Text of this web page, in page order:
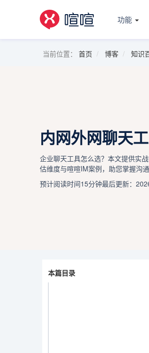
功能
当前位置： 首页 博客 知识
内网外网聊天
企业聊天工具怎么选？本文提供实
估维度与喧喧IM案例，助您掌握沟通
预计阅读时间15分钟最后更新：
本篇目录